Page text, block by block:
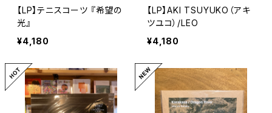
【LP】テニスコーツ 『希望の
光』
¥4,180
【LP】AKI TSUYUKO（アキ
ツユコ）/LEO
¥4,180